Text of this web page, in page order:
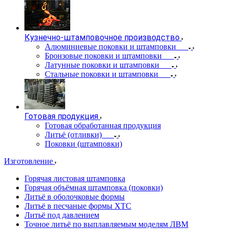
Кузнечно-штамповочное производство
Алюминиевые поковки и штамповки
Бронзовые поковки и штамповки
Латунные поковки и штамповки
Стальные поковки и штамповки
Готовая продукция
Готовая обработанная продукция
Литьё (отливки)
Поковки (штамповки)
Изготовление
Горячая листовая штамповка
Горячая объёмная штамповка (поковки)
Литьё в оболочковые формы
Литьё в песчаные формы ХТС
Литьё под давлением
Точное литьё по выплавляемым моделям ЛВМ